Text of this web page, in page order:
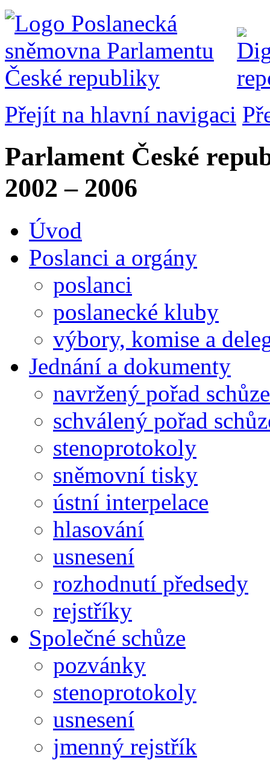
Přejít na hlavní navigaci
Parlament České
2002 – 2006
Úvod
Poslanci a orgány
poslanci
poslanecké kluby
výbory, komise a
Jednání a dokumenty
navržený pořad schůze
schválený pořad
stenoprotokoly
sněmovní tisky
ústní interpelace
hlasování
usnesení
rozhodnutí předsedy
rejstříky
Společné schůze
pozvánky
stenoprotokoly
usnesení
jmenný rejstřík